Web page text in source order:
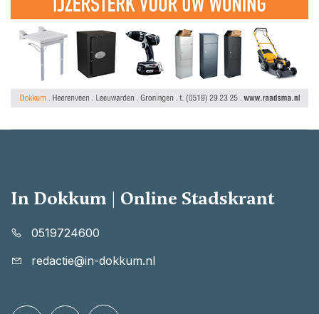
In Dokkum | Online Stadskrant
0519724600
redactie@in-dokkum.nl